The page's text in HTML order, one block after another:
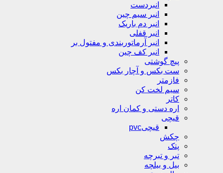
انبردست
انبر سیم چین
انبر دم باریک
انبر قفلی
انبر آرماتوربندی و مفتول بر
انبر کف چین
پیچ گوشتی
ست بکس و آچار بکس
فازمتر
سیم لخت کن
کاتر
اره دستی و کمان اره
قیچی
قیچیpvc
چکش
پتک
تبر و تبرچه
بیل و بیلچه